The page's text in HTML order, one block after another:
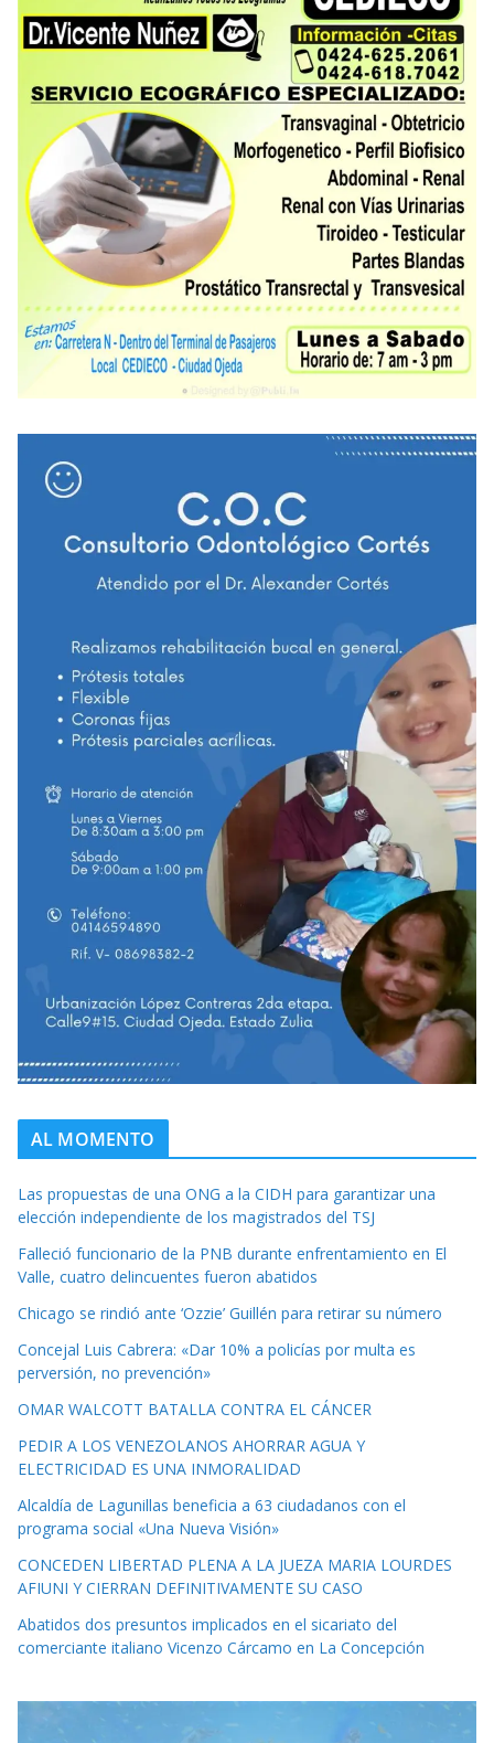
AL MOMENTO
Las propuestas de una ONG a la CIDH para garantizar una
elección independiente de los magistrados del TSJ
Falleció funcionario de la PNB durante enfrentamiento en El
Valle, cuatro delincuentes fueron abatidos
Chicago se rindió ante ‘Ozzie’ Guillén para retirar su número
Concejal Luis Cabrera: «Dar 10% a policías por multa es
perversión, no prevención»
OMAR WALCOTT BATALLA CONTRA EL CÁNCER
PEDIR A LOS VENEZOLANOS AHORRAR AGUA Y
ELECTRICIDAD ES UNA INMORALIDAD
Alcaldía de Lagunillas beneficia a 63 ciudadanos con el
programa social «Una Nueva Visión»
CONCEDEN LIBERTAD PLENA A LA JUEZA MARIA LOURDES
AFIUNI Y CIERRAN DEFINITIVAMENTE SU CASO
Abatidos dos presuntos implicados en el sicariato del
comerciante italiano Vicenzo Cárcamo en La Concepción